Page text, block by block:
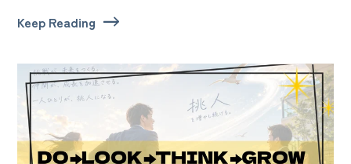
Keep Reading